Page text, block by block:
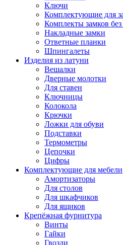
Ключи
Комплектующие для
Комплекты замков
Накладные замки
Ответные планки
Шпингалеты
Изделия из латуни
Вешалки
Дверные молотки
Для ставен
Ключницы
Колокола
Крючки
Ложки для обуви
Подставки
Термометры
Цепочки
Цифры
Комплектующие для мебели
Амортизаторы
Для столов
Для шкафчиков
Для ящиков
Крепёжная фурнитура
Винты
Гайки
Гвозди